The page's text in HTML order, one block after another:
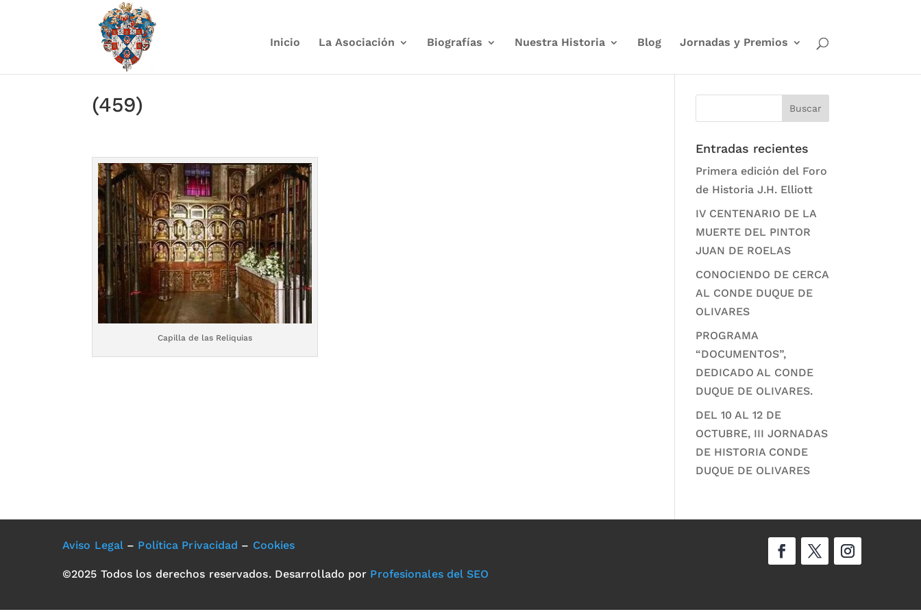
Inicio La Asociación Biografías Nuestra Historia Blog Jornadas y Premios
(459)
Capilla de las Reliquias
Entradas recientes
Primera edición del Foro
de Historia J.H. Elliott
IV CENTENARIO DE LA
MUERTE DEL PINTOR
JUAN DE ROELAS
CONOCIENDO DE CERCA
AL CONDE DUQUE DE
OLIVARES
PROGRAMA
“DOCUMENTOS”,
DEDICADO AL CONDE
DUQUE DE OLIVARES.
DEL 10 AL 12 DE
OCTUBRE, III JORNADAS
DE HISTORIA CONDE
DUQUE DE OLIVARES
Aviso Legal – Política Privacidad – Cookies
©2025 Todos los derechos reservados. Desarrollado por Profesionales del SEO